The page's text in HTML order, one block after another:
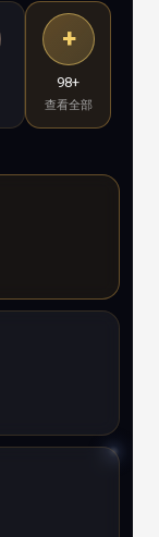
+
98+
查看全部